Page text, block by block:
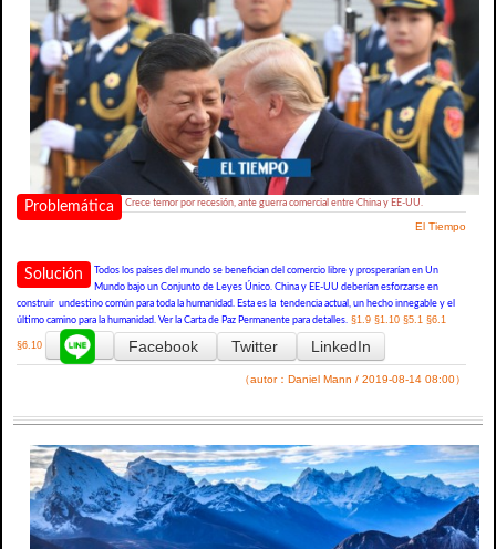
Problemática Crece temor por recesión, ante guerra comercial entre China y EE-UU.
El Tiempo
Solución
Todos los países del mundo se benefician del comercio libre y prosperarían en Un
Mundo bajo un Conjunto de Leyes Único. China y EE-UU deberían esforzarse en
construir undestino común para toda la humanidad. Esta es la tendencia actual, un hecho innegable y el
último camino para la humanidad. Ver la Carta de Paz Permanente para detalles. §1.9 §1.10 §5.1 §6.1
§6.10 Facebook Twitter LinkedIn
（autor：Daniel Mann / 2019-08-14 08:00）